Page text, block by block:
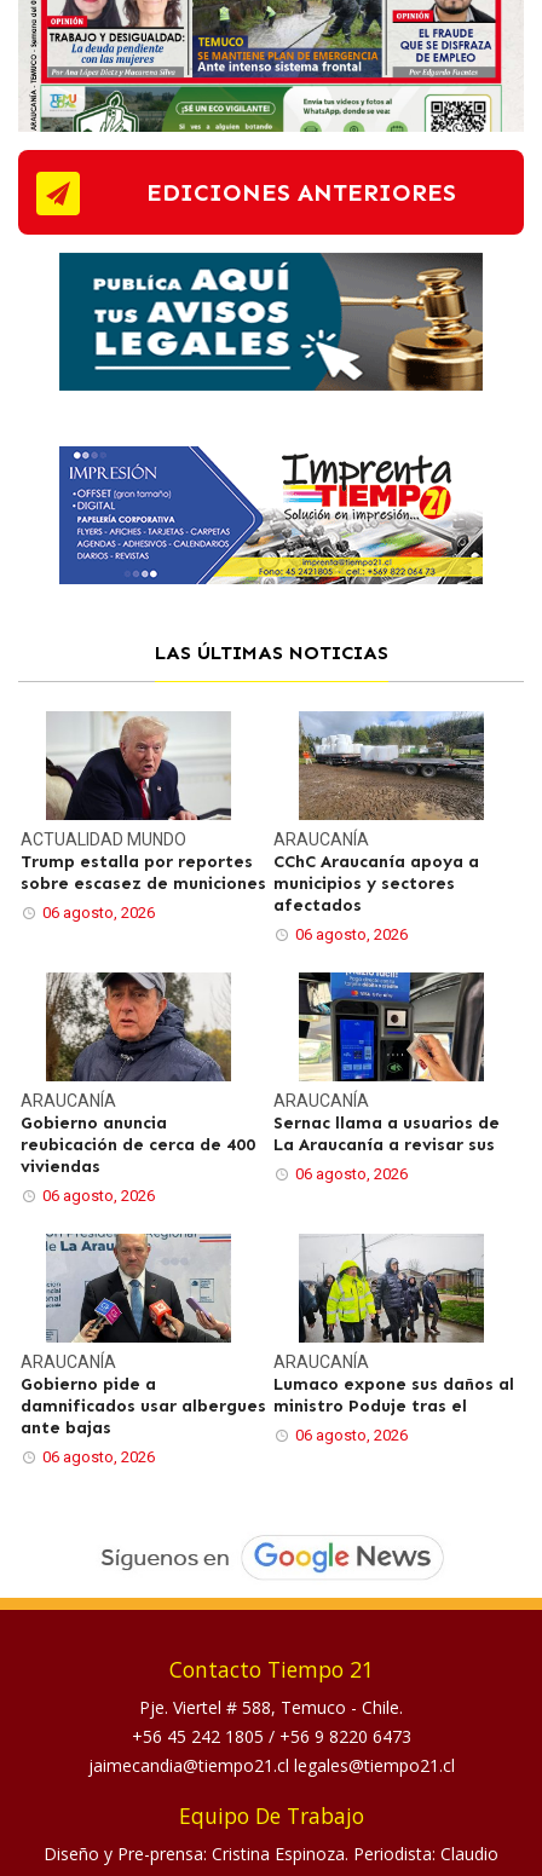
EDICIONES ANTERIORES
LAS ÚLTIMAS NOTICIAS
ACTUALIDADMUNDO
Trump estalla por reportes
sobre escasez de municiones
06 agosto, 2026
ARAUCANÍA
CChC Araucanía apoya a
municipios y sectores
afectados
06 agosto, 2026
ARAUCANÍA
Gobierno anuncia
reubicación de cerca de 400
viviendas
06 agosto, 2026
ARAUCANÍA
Sernac llama a usuarios de
La Araucanía a revisar sus
06 agosto, 2026
ARAUCANÍA
Gobierno pide a
damnificados usar albergues
ante bajas
06 agosto, 2026
ARAUCANÍA
Lumaco expone sus daños al
ministro Poduje tras el
06 agosto, 2026
Contacto Tiempo 21
Pje. Viertel # 588, Temuco - Chile.
+56 45 242 1805 / +56 9 8220 6473
jaimecandia@tiempo21.cl legales@tiempo21.cl
Equipo De Trabajo
Diseño y Pre-prensa: Cristina Espinoza. Periodista: Claudio